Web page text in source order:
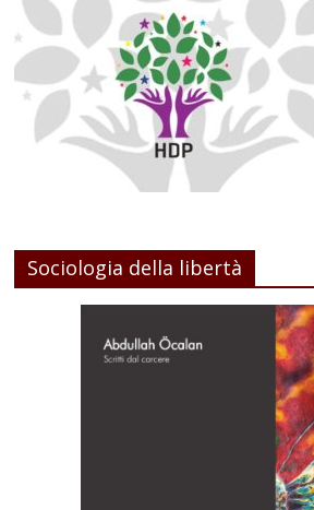
Sociologia della libertà